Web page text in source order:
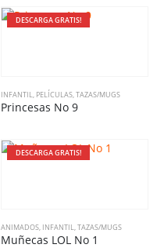
DESCARGA GRATIS!
INFANTIL, PELÍCULAS,TAZAS/MUGS
Princesas No 9
DESCARGA GRATIS!
ANIMADOS, INFANTIL,TAZAS/MUGS
Muñecas LOL No 1